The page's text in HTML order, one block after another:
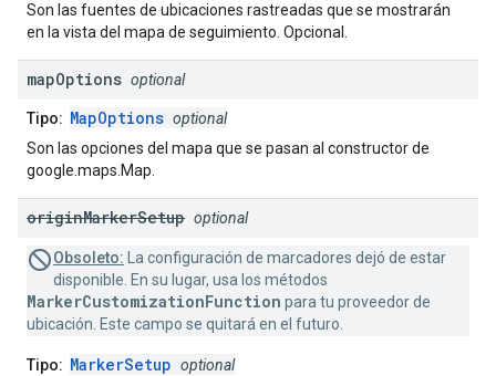
Son las fuentes de ubicaciones rastreadas que se mostrarán
en la vista del mapa de seguimiento. Opcional.
mapOptions optional
Tipo: MapOptions optional
Son las opciones del mapa que se pasan al constructor de
google.maps.Map.
originMarkerSetup optional
Obsoleto: La configuración de marcadores dejó de estar
disponible. En su lugar, usa los métodos
MarkerCustomizationFunction para tu proveedor de
ubicación. Este campo se quitará en el futuro.
Tipo: MarkerSetup optional